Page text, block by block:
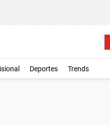
Deportes Trends